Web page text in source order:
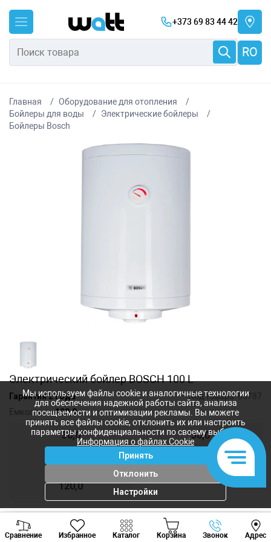
+373 69 83 44 42
RO
Главная
Оборудование для отопления
Бойлеры для воды
Электрические бойлеры
Бойлеры Bosch
Электрический бойлер BOSCH 100 L
Гарантия 2 года Код товара:85787
Емкость, л:100,0
30,0 50,0
120,0
6 922 лей
Сравнение Избранное Каталог Корзина Звонок Адрес
Viber Whatsapp
Мы используем файлы cookie и аналогичные технологии
для обеспечения надежной работы сайта, анализа
посещаемости и оптимизации рекламы. Вы можете
принять все файлы cookie, отклонить их или настроить
параметры конфиденциальности по своему выбору.
Информация о файлах Cookie
Принять
Отклонить
Настройки